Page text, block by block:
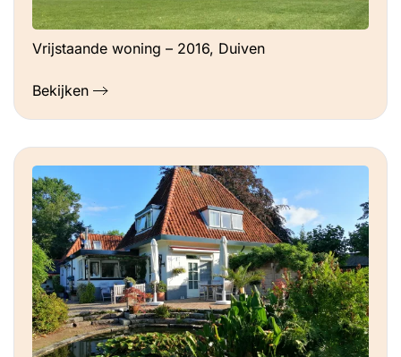
Vrijstaande woning – 2016, Duiven
Bekijken